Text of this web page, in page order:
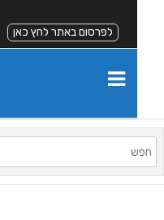
לפרסום באתר לחץ כאן